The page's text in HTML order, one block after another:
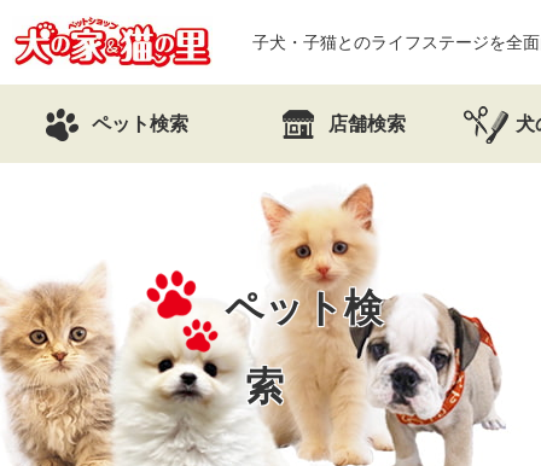
子犬・子猫とのライフステージを全
ペット検索 店舗検索 犬
ペット検
索